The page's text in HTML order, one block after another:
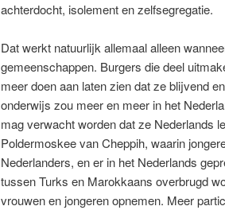
achterdocht, isolement en zelfsegregatie.
Dat werkt natuurlijk allemaal alleen
gemeenschappen. Burgers die deel
meer doen aan laten zien dat ze blijvend
onderwijs zou meer en meer in het
mag verwacht worden dat ze Nederlands
Poldermoskee van Cheppih, waarin
Nederlanders, en er in het Nederlands
tussen Turks en Marokkaans overbrugd
vrouwen en jongeren opnemen. Meer